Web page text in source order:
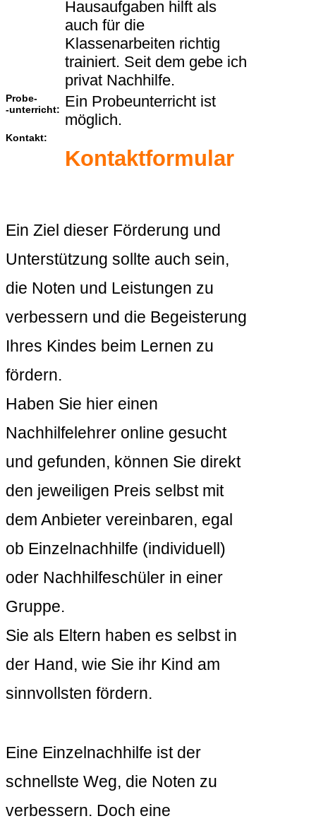
Hausaufgaben hilft als
auch für die
Klassenarbeiten richtig
trainiert. Seit dem gebe ich
privat Nachhilfe.
Probe-
-unterricht: Ein Probeunterricht ist
möglich.
Kontakt:
Kontaktformular
Ein Ziel dieser Förderung und
Unterstützung sollte auch sein,
die Noten und Leistungen zu
verbessern und die Begeisterung
Ihres Kindes beim Lernen zu
fördern.
Haben Sie hier einen
Nachhilfelehrer online gesucht
und gefunden, können Sie direkt
den jeweiligen Preis selbst mit
dem Anbieter vereinbaren, egal
ob Einzelnachhilfe (individuell)
oder Nachhilfeschüler in einer
Gruppe.
Sie als Eltern haben es selbst in
der Hand, wie Sie ihr Kind am
sinnvollsten fördern.
Eine Einzelnachhilfe ist der
schnellste Weg, die Noten zu
verbessern. Doch eine